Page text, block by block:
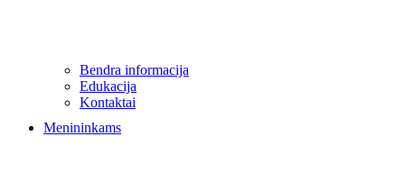
Bendra informacija
Edukacija
Kontaktai
Menininkams